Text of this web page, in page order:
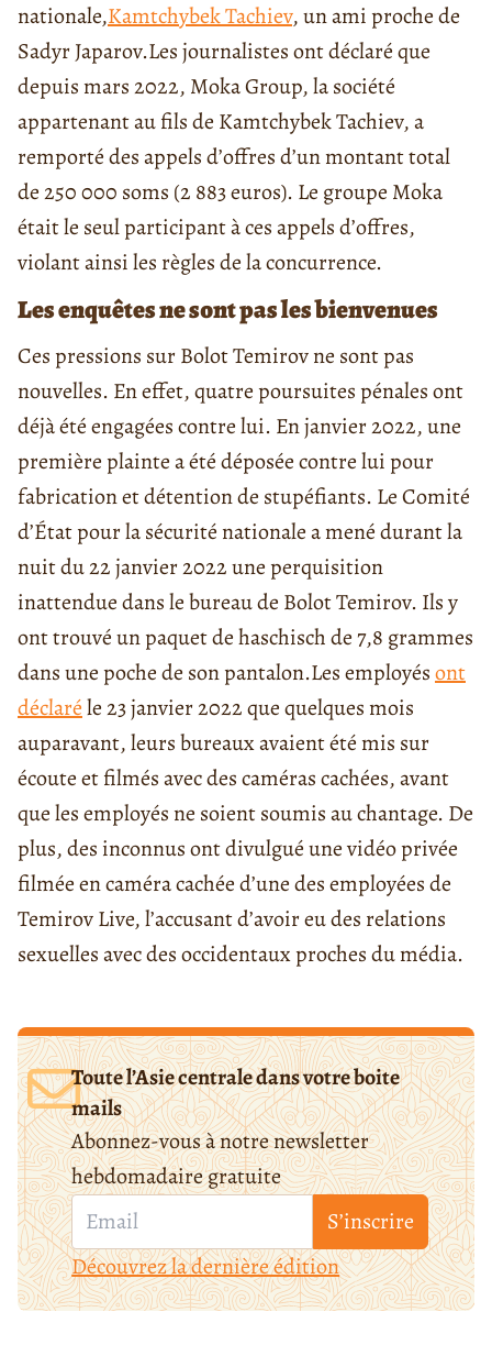
nationale,Kamtchybek Tachiev, un ami proche de
Sadyr Japarov.Les journalistes ont déclaré que
depuis mars 2022, Moka Group, la société
appartenant au fils de Kamtchybek Tachiev, a
remporté des appels d’offres d’un montant total
de 250 000 soms (2 883 euros). Le groupe Moka
était le seul participant à ces appels d’offres,
violant ainsi les règles de la concurrence.
Les enquêtes ne sont pas les bienvenues
Ces pressions sur Bolot Temirov ne sont pas
nouvelles. En effet, quatre poursuites pénales ont
déjà été engagées contre lui. En janvier 2022, une
première plainte a été déposée contre lui pour
fabrication et détention de stupéfiants. Le Comité
d’État pour la sécurité nationale a mené durant la
nuit du 22 janvier 2022 une perquisition
inattendue dans le bureau de Bolot Temirov. Ils y
ont trouvé un paquet de haschisch de 7,8 grammes
dans une poche de son pantalon.Les employésont
déclaréle 23 janvier 2022 que quelques mois
auparavant, leurs bureaux avaient été mis sur
écoute et filmés avec des caméras cachées, avant
que les employés ne soient soumis au chantage. De
plus, des inconnus ont divulgué une vidéo privée
filmée en caméra cachée d’une des employées de
Temirov Live, l’accusant d’avoir eu des relations
sexuelles avec des occidentaux proches du média.
Toute l’Asie centrale dans votre boite
mails
Abonnez-vous à notre newsletter
hebdomadaire gratuite
S’inscrire
Découvrez la dernière édition